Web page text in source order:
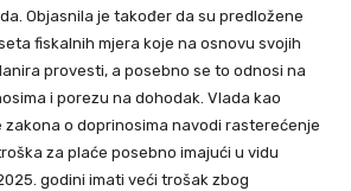
Objasnila je također da su predložene
fiskalnih mjera koje na osnovu svojih
provesti, a posebno se to odnosi na
i porezu na dohodak. Vlada kao
o doprinosima navodi rasterećenje
za plaće posebno imajući u vidu
godini imati veći trošak zbog